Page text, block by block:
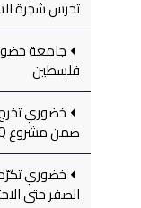
تحرس شجرة
جامعة
فلسطين
خضوري
ضمن مشروع TVETCQ
خضوري
الصفر حتى